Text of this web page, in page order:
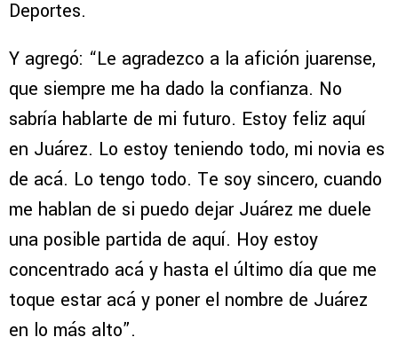
Deportes.
Y agregó: “Le agradezco a la afición juarense,
que siempre me ha dado la confianza. No
sabría hablarte de mi futuro. Estoy feliz aquí
en Juárez. Lo estoy teniendo todo, mi novia es
de acá. Lo tengo todo. Te soy sincero, cuando
me hablan de si puedo dejar Juárez me duele
una posible partida de aquí. Hoy estoy
concentrado acá y hasta el último día que me
toque estar acá y poner el nombre de Juárez
en lo más alto”.